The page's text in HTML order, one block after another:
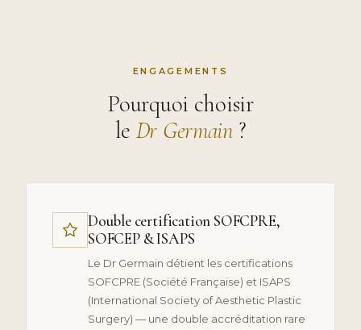
ENGAGEMENTS
Pourquoi choisir
le Dr Germain?
Double certification SOFCPRE,
SOFCEP & ISAPS
Le Dr Germain détient les certifications
SOFCPRE (Société Française) et ISAPS
(International Society of Aesthetic Plastic
Surgery) — une double accréditation rare